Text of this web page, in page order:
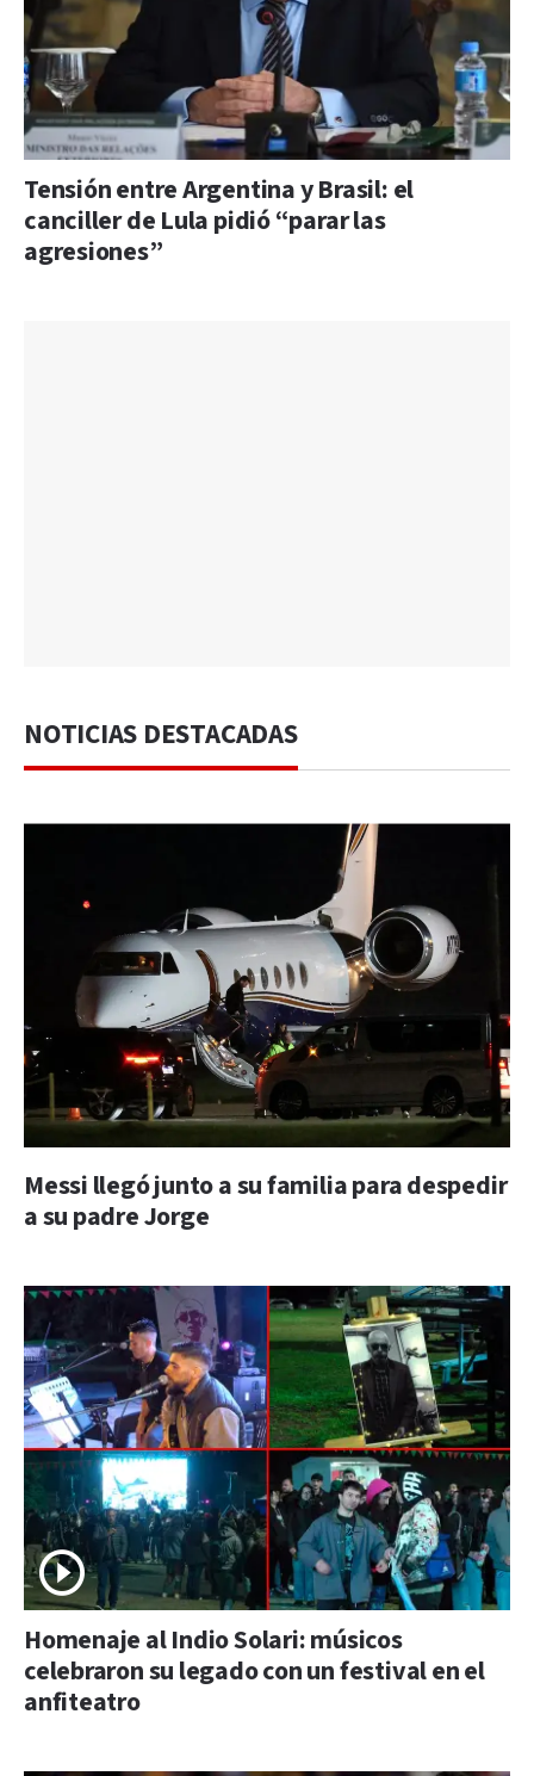
Tensión entre Argentina y Brasil: el
canciller de Lula pidió “parar las
agresiones”
NOTICIAS DESTACADAS
Messi llegó junto a su familia para despedir
a su padre Jorge
Homenaje al Indio Solari: músicos
celebraron su legado con un festival en el
anfiteatro